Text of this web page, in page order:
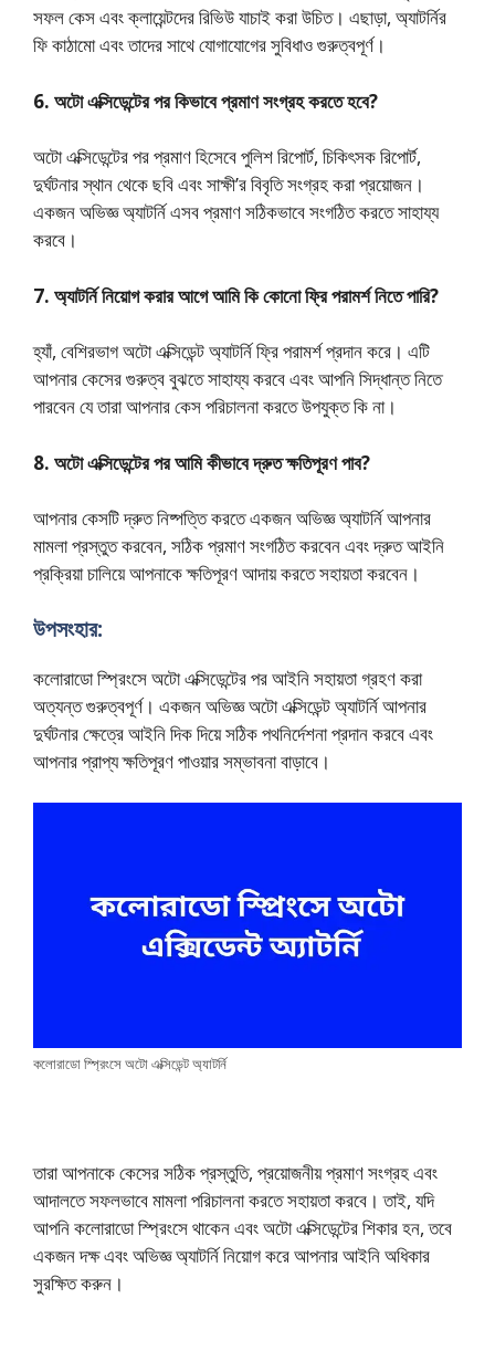
সফল কেস এবং ক্লায়েন্টদের রিভিউ যাচাই করা উচিত। এছাড়া, অ্যাটর্নির
ফি কাঠামো এবং তাদের সাথে যোগাযোগের সুবিধাও গুরুত্বপূর্ণ।
6. অটো এক্সিডেন্টের পর কিভাবে প্রমাণ সংগ্রহ করতে হবে?
অটো এক্সিডেন্টের পর প্রমাণ হিসেবে পুলিশ রিপোর্ট, চিকিৎসক রিপোর্ট,
দুর্ঘটনার স্থান থেকে ছবি এবং সাক্ষী’র বিবৃতি সংগ্রহ করা প্রয়োজন।
একজন অভিজ্ঞ অ্যাটর্নি এসব প্রমাণ সঠিকভাবে সংগঠিত করতে সাহায্য
করবে।
7. অ্যাটর্নি নিয়োগ করার আগে আমি কি কোনো ফ্রি পরামর্শ নিতে পারি?
হ্যাঁ, বেশিরভাগ অটো এক্সিডেন্ট অ্যাটর্নি ফ্রি পরামর্শ প্রদান করে। এটি
আপনার কেসের গুরুত্ব বুঝতে সাহায্য করবে এবং আপনি সিদ্ধান্ত নিতে
পারবেন যে তারা আপনার কেস পরিচালনা করতে উপযুক্ত কি না।
8. অটো এক্সিডেন্টের পর আমি কীভাবে দ্রুত ক্ষতিপূরণ পাব?
আপনার কেসটি দ্রুত নিষ্পত্তি করতে একজন অভিজ্ঞ অ্যাটর্নি আপনার
মামলা প্রস্তুত করবেন, সঠিক প্রমাণ সংগঠিত করবেন এবং দ্রুত আইনি
প্রক্রিয়া চালিয়ে আপনাকে ক্ষতিপূরণ আদায় করতে সহায়তা করবেন।
উপসংহার:
কলোরাডো স্প্রিংসে অটো এক্সিডেন্টের পর আইনি সহায়তা গ্রহণ করা
অত্যন্ত গুরুত্বপূর্ণ। একজন অভিজ্ঞ অটো এক্সিডেন্ট অ্যাটর্নি আপনার
দুর্ঘটনার ক্ষেত্রে আইনি দিক দিয়ে সঠিক পথনির্দেশনা প্রদান করবে এবং
আপনার প্রাপ্য ক্ষতিপূরণ পাওয়ার সম্ভাবনা বাড়াবে।
কলোরাডো স্প্রিংসে অটো এক্সিডেন্ট অ্যাটর্নি
তারা আপনাকে কেসের সঠিক প্রস্তুতি, প্রয়োজনীয় প্রমাণ সংগ্রহ এবং
আদালতে সফলভাবে মামলা পরিচালনা করতে সহায়তা করবে। তাই, যদি
আপনি কলোরাডো স্প্রিংসে থাকেন এবং অটো এক্সিডেন্টের শিকার হন, তবে
একজন দক্ষ এবং অভিজ্ঞ অ্যাটর্নি নিয়োগ করে আপনার আইনি অধিকার
সুরক্ষিত করুন।